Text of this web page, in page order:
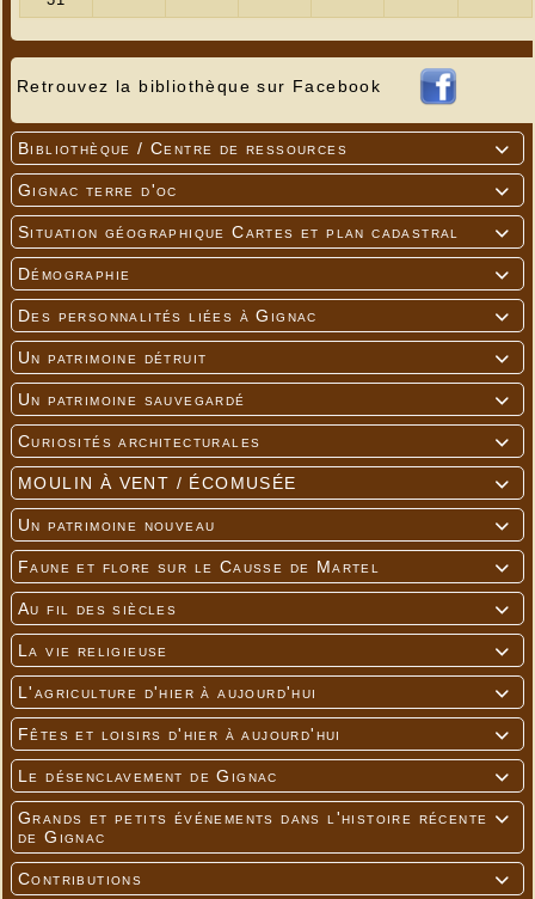
Retrouvez la bibliothèque sur Facebook

Bibliothèque / Centre de ressources

Gignac terre d'oc

Situation géographique Cartes et plan cadastral

Démographie

Des personnalités liées à Gignac

Un patrimoine détruit

Un patrimoine sauvegardé

Curiosités architecturales

MOULIN À VENT / ÉCOMUSÉE

Un patrimoine nouveau

Faune et flore sur le Causse de Martel

Au fil des siècles

La vie religieuse

L'agriculture d'hier à aujourd'hui

Fêtes et loisirs d'hier à aujourd'hui

Le désenclavement de Gignac

Grands et petits événements dans l'histoire récente
de Gignac

Contributions